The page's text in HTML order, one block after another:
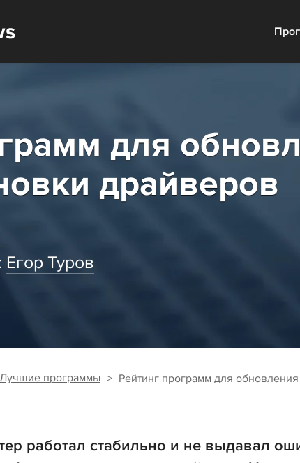
для
драйверов
Егор Туров
Лучшие программы Рейтинг программ для
работал стабильно и не выдавал